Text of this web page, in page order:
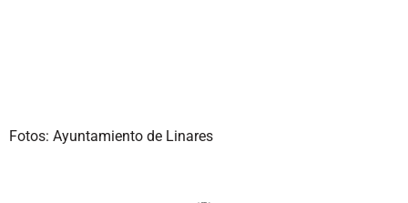
Fotos: Ayuntamiento de Linares